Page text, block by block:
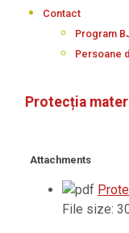
Contact
Program
Persoane
Protecția
Attachments
File size: